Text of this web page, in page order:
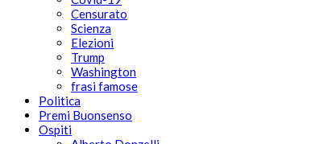
Censurato
Scienza
Elezioni
Trump
Washington
frasi famose
Politica
Premi Buonsenso
Ospiti